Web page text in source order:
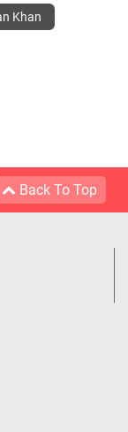
Khan
Back To Top